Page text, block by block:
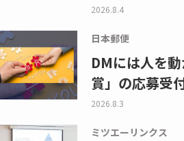
2026.8.4
日本郵便
DMには人を
賞」の応募受
2026.8.3
ミツエーリンクス